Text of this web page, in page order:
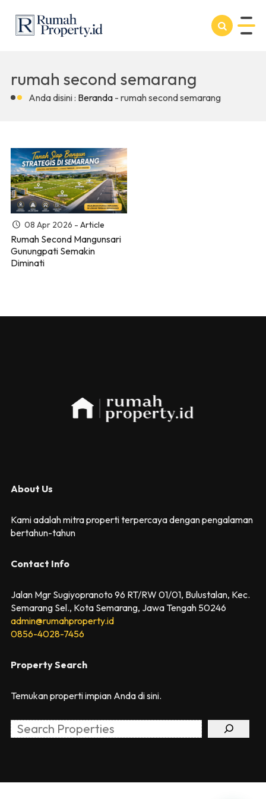
rumah second semarang
Anda disini : Beranda - rumah second semarang
08 Apr 2026 - Article
Rumah Second Mangunsari
Gunungpati Semakin
Diminati
About Us
Kami adalah mitra properti terpercaya dengan pengalaman
bertahun-tahun
Contact Info
Jalan Mgr Sugiyopranoto 96 RT/RW 01/01, Bulustalan, Kec.
Semarang Sel., Kota Semarang, Jawa Tengah 50246
admin@rumahproperty.id
0856-4028-7456
Property Search
Temukan properti impian Anda di sini.
Search